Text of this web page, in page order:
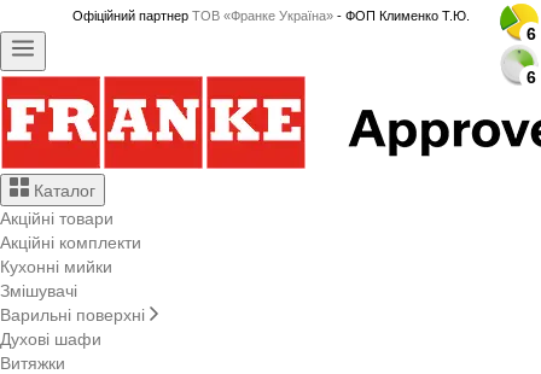
Офіційний партнер ТОВ «Франке Україна»- ФОП Клименко Т.Ю.
Каталог
Акційні товари
Акційні комплекти
Кухонні мийки
Змішувачі
Варильні поверхні
Духові шафи
Витяжки
6
6
6
6
6
6
6
6
6
6
6
6
6
6
6
6
6
6
6
6
6
6
6
6
6
6
6
6
6
6